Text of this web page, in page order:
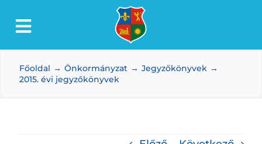
Toggle
Lőkösháza
Intézmények
Főoldal Önkormányzat
Jegyzőkönyvek
2015. évi jegyzőkönyvek